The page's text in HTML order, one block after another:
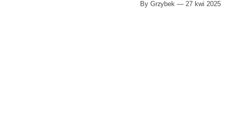
wyszło z tego
By Grzybek 27 kwi 2025